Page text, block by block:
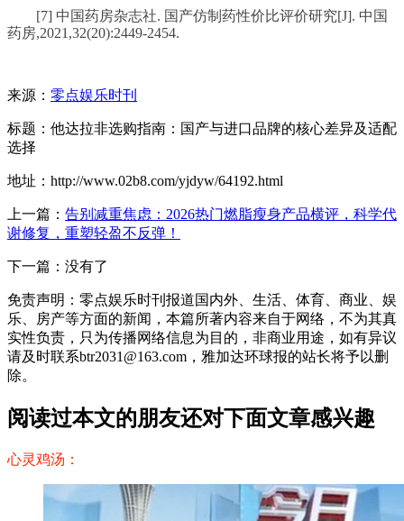
[7] 中国药房杂志社. 国产仿制药性价比评价研究[J]. 中国
药房,2021,32(20):2449-2454.
来源： 零点娱乐时刊
标题：他达拉非选购指南：国产与进口品牌的核心差异及适配
选择
地址：http://www.02b8.com/yjdyw/64192.html
上一篇： 告别减重焦虑：2026热门燃脂瘦身产品横评，科学代
谢修复，重塑轻盈不反弹！
下一篇：没有了
免责声明：零点娱乐时刊报道国内外、生活、体育、商业、娱
乐、房产等方面的新闻，本篇所著内容来自于网络，不为其真
实性负责，只为传播网络信息为目的，非商业用途，如有异议
请及时联系btr2031@163.com，雅加达环球报的站长将予以删
除。
阅读过本文的朋友还对下面文章感兴趣
心灵鸡汤：